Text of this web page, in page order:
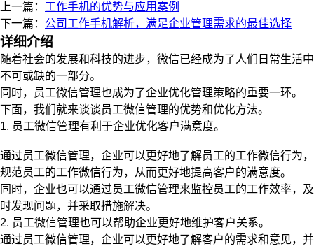
上一篇： 工作手机的优势与应用案例
下一篇： 公司工作手机解析，满足企业管理需求的最佳选择
详细介绍
随着社会的发展和科技的进步，微信已经成为了人们日常生活中
不可或缺的一部分。
同时，员工微信管理也成为了企业优化管理策略的重要一环。
下面，我们就来谈谈员工微信管理的优势和优化方法。
1. 员工微信管理有利于企业优化客户满意度。
通过员工微信管理，企业可以更好地了解员工的工作微信行为，
规范员工的工作微信行为，从而更好地提高客户的满意度。
同时，企业也可以通过员工微信管理来监控员工的工作效率，及
时发现问题，并采取措施解决。
2. 员工微信管理也可以帮助企业更好地维护客户关系。
通过员工微信管理，企业可以更好地了解客户的需求和意见，并